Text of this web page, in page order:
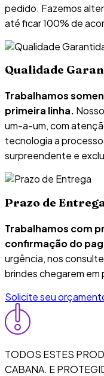
pedido. Fazemos
até ficar 100% de
Qualidade
Trabalhamos
primeira linha.
um-a-um, com
tecnologia a
surpreendente e
Prazo de
Trabalhamos com
confirmação do
urgência, nos
brindes chegarem
Solicite seu
TODOS ESTES
CABANA. E